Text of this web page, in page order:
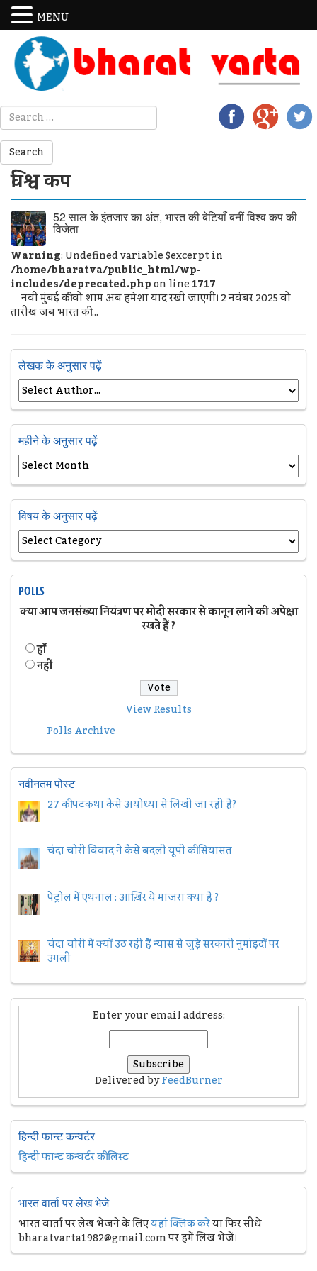
विश्व कप
52 साल के इंतजार का अंत, भारत की बेटियाँ बनीं विश्व कप की
विजेता
Warning: Undefined variable $excerpt in
/home/bharatva/public_html/wp-
includes/deprecated.phpon line1717
नवी मुंबई की वो शाम अब हमेशा याद रखी जाएगी। 2 नवंबर 2025 वो
तारीख जब भारत की ...
लेखक के अनुसार पढ़ें
महीने के अनुसार पढ़ें
विषय के अनुसार पढ़ें
POLLS
क्या आप जनसंख्या नियंत्रण पर मोदी सरकार से कानून लाने की अपेक्षा
रखते हैं ?
हॉं
नहीं
View Results
Polls Archive
नवीनतम पोस्ट
27 की पटकथा कैसे अयोध्या से लिखी जा रही है?
चंदा चोरी विवाद ने कैसे बदली यूपी की सियासत
पेट्रोल में एथनाल : आख़िर ये माजरा क्या है ?
चंदा चोरी में क्यों उठ रही हैैं न्यास से जुड़े सरकारी नुमांइदों पर
उंगली
Enter your email address:
Delivered byFeedBurner
हिन्दी फान्ट कन्वर्टर
हिन्दी फान्ट कन्वर्टर की लिस्ट
भारत वार्ता पर लेख भेजे
भारत वार्ता पर लेख भेजने के लिएयहां क्लिक करेंया फिर सीधे
bharatvarta1982@gmail.com पर हमें लिख भेजें।
MENU